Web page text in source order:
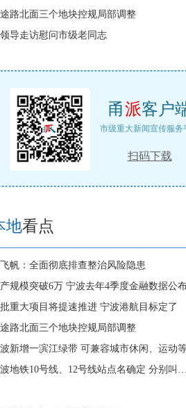
路北面三个地块控规局部调整
导走访慰问市级老同志
甬派客户
市级重大新闻宣传服务
扫码下载
地看点
帆：全面彻底排查整治风险隐患
规模突破6万 宁波去年4季度金融数据公
重大项目将提速推进 宁波港航目标定了
路北面三个地块控规局部调整
新增一滨江绿带 可兼容城市休闲、运动
地铁10号线、12号线站点名确定 分别叫…